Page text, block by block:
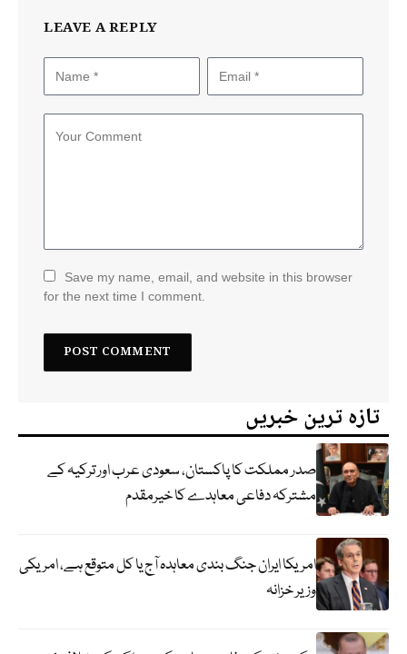
LEAVE A REPLY
Save my name, email, and website in this browser
for the next time I comment.
تازہ ترین خبریں
صدر مملکت کا پاکستان، سعودی عرب اور ترکیہ کے
مشترکہ دفاعی معاہدے کا خیرمقدم
امریکا ایران جنگ بندی معاہدہ آج یا کل متوقع ہے، امریکی
وزیر خزانہ